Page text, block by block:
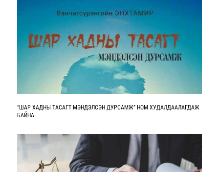
“ШАР ХАДНЫ ТАСАГТ МЭНДЭЛСЭН ДУРСАМЖ” НОМ ХУДАЛДААЛАГДАЖ
БАЙНА